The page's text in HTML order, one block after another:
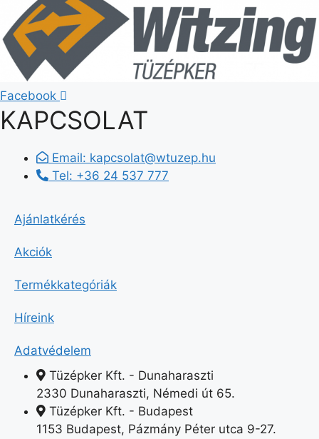
Facebook
KAPCSOLAT
Email: kapcsolat@wtuzep.hu
Tel: +36 24 537 777
Ajánlatkérés
Akciók
Termékkategóriák
Híreink
Adatvédelem
Tüzépker Kft. - Dunaharaszti
2330 Dunaharaszti, Némedi út 65.
Tüzépker Kft. - Budapest
1153 Budapest, Pázmány Péter utca 9-27.